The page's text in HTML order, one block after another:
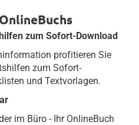
zum Sofort-Download
profitieren Sie
zum Sofort-
und Textvorlagen.
im Büro - Ihr OnlineBuch